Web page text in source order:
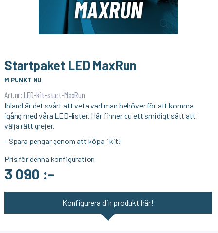
99:-
Startpaket LED MaxRun
M PUNKT NU
Art.nr: LED-kit-start-MaxRun
Ibland är det svårt att veta vad man behöver för att komma
igång med våra LED-lister. Här finner du ett smidigt sätt att
välja rätt grejer.
- Spara pengar genom att köpa i kit!
Pris för denna konfiguration
3 090 :-
Konfigurera din produkt här!